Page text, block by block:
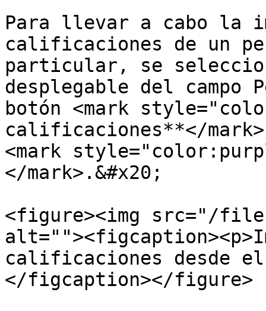
Para llevar a cabo la
calificaciones de un
particular, se
desplegable del
botón <mark
calificaciones**</
<mark
</mark>.&#x20;
<figure><img src="/files/
calificaciones desde
</figcaption></figure>